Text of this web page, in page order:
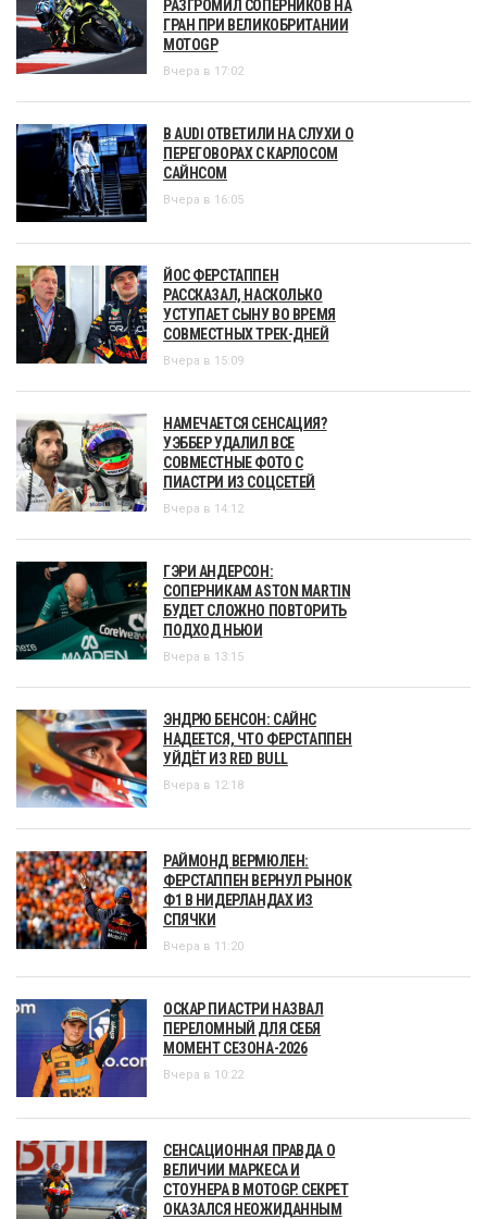
РАЗГРОМИЛ СОПЕРНИКОВ НА
ГРАН ПРИ ВЕЛИКОБРИТАНИИ
MOTOGP
Вчера в 17:02
В AUDI ОТВЕТИЛИ НА СЛУХИ О
ПЕРЕГОВОРАХ С КАРЛОСОМ
САЙНСОМ
Вчера в 16:05
ЙОС ФЕРСТАППЕН
РАССКАЗАЛ, НАСКОЛЬКО
УСТУПАЕТ СЫНУ ВО ВРЕМЯ
СОВМЕСТНЫХ ТРЕК-ДНЕЙ
Вчера в 15:09
НАМЕЧАЕТСЯ СЕНСАЦИЯ?
УЭББЕР УДАЛИЛ ВСЕ
СОВМЕСТНЫЕ ФОТО С
ПИАСТРИ ИЗ СОЦСЕТЕЙ
Вчера в 14:12
ГЭРИ АНДЕРСОН:
СОПЕРНИКАМ ASTON MARTIN
БУДЕТ СЛОЖНО ПОВТОРИТЬ
ПОДХОД НЬЮИ
Вчера в 13:15
ЭНДРЮ БЕНСОН: САЙНС
НАДЕЕТСЯ, ЧТО ФЕРСТАППЕН
УЙДЁТ ИЗ RED BULL
Вчера в 12:18
РАЙМОНД ВЕРМЮЛЕН:
ФЕРСТАППЕН ВЕРНУЛ РЫНОК
Ф1 В НИДЕРЛАНДАХ ИЗ
СПЯЧКИ
Вчера в 11:20
ОСКАР ПИАСТРИ НАЗВАЛ
ПЕРЕЛОМНЫЙ ДЛЯ СЕБЯ
МОМЕНТ СЕЗОНА-2026
Вчера в 10:22
СЕНСАЦИОННАЯ ПРАВДА О
ВЕЛИЧИИ МАРКЕСА И
СТОУНЕРА В MOTOGP. СЕКРЕТ
ОКАЗАЛСЯ НЕОЖИДАННЫМ